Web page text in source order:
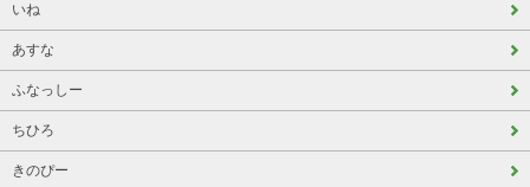
いね
あすな
ふなっしー
ちひろ
きのぴー